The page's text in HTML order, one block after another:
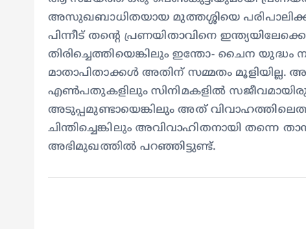
അസുഖബാധിതയായ മുത്തശ്ശിയെ
പിന്നീട് തന്റെ പ്രണയിതാവിനെ
തിരിച്ചെത്തിയെങ്കിലും ഇന്തോ- ചൈന
മാതാപിതാക്കൾ അതിന് സമ്മതം
എൺപതുകളിലും സിനിമകളിൽ
അടുപ്പമുണ്ടായെങ്കിലും അത്
ചിന്തിച്ചെങ്കിലും അവിവാഹിതനായി തന്നെ
അഭിമുഖത്തിൽ പറഞ്ഞിട്ടുണ്ട്.